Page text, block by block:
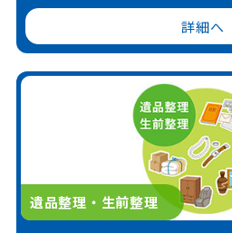
詳細へ
遺品整理・生前整理